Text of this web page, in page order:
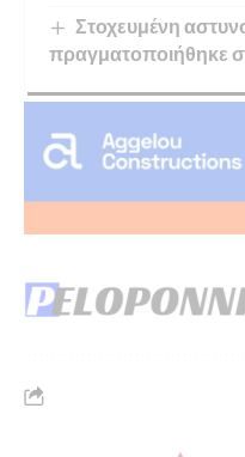
Στοχευμένη
πραγματοποιήθηκε